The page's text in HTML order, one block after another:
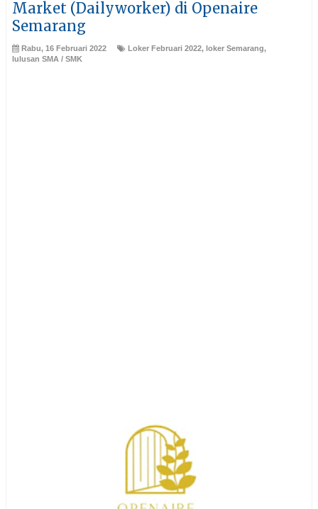
Market (Dailyworker) di Openaire
Semarang
Rabu, 16 Februari 2022 Loker Februari 2022, loker Semarang,
lulusan SMA / SMK